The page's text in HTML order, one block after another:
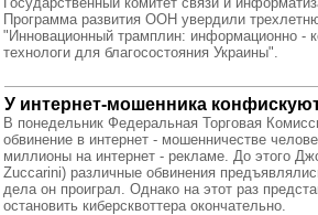
Программа развития ООН увердили
"Инновационный трамплин: информационно -
технологи для благосостояния Украины".
У интернет-мошенника
В понедельник Федеральная Торговая
обвинение в интернет - мошенничестве
миллионы на интернет - рекламе. До этого
Zuccarini) различные обвинения
дела он проиграл. Однако на этот раз
остановить киберсквоттера окончательно.